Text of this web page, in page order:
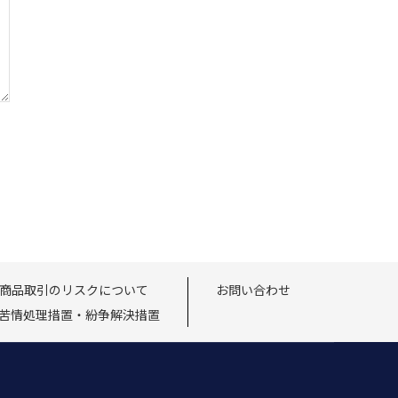
品取引のリスクについて
情処理措置・紛争解決措置
お問い合わせ